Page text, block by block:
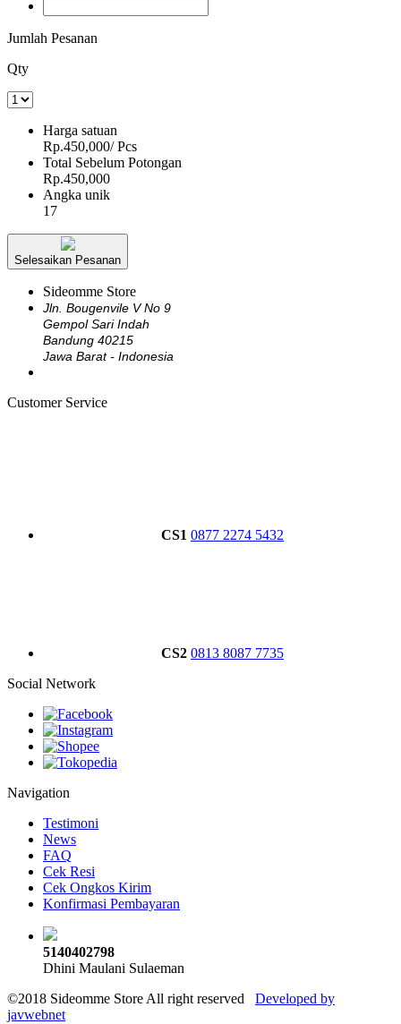
Jumlah Pesanan
Qty
Harga satuan
Rp.450,000/ Pcs
Total Sebelum Potongan
Rp.450,000
Angka unik
17
Selesaikan Pesanan
Sideomme Store
Jln. Bougenvile V No 9
Gempol Sari Indah
Bandung 40215
Jawa Barat - Indonesia
Customer Service
CS1 0877 2274 5432
CS2 0813 8087 7735
Social Network
Navigation
Testimoni
News
FAQ
Cek Resi
Cek Ongkos Kirim
Konfirmasi Pembayaran
5140402798
Dhini Maulani Sulaeman
©2018 Sideomme Store All right reserved Developed by
javwebnet